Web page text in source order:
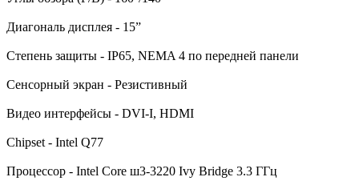
Диагональ дисплея - 15”
Степень защиты - IP65, NEMA 4 по передней панели
Сенсорный экран - Резистивный
Видео интерфейсы - DVI-I, HDMI
Chipset - Intel Q77
Процессор - Intel Core ш3-3220 Ivy Bridge 3.3 ГГц